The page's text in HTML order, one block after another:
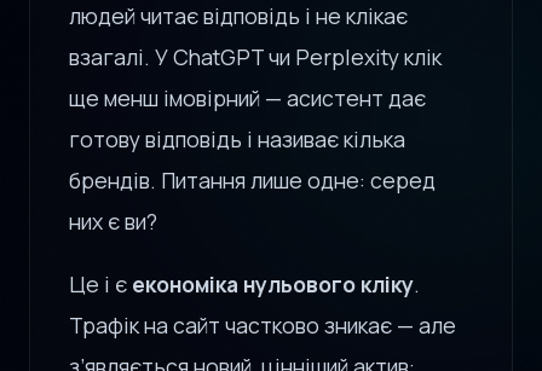
людей читає відповідь і не клікає
взагалі. У ChatGPT чи Perplexity клік
ще менш імовірний — асистент дає
готову відповідь і називає кілька
брендів. Питання лише одне: серед
них є ви?
Це і є економіка нульового кліку.
Трафік на сайт частково зникає — але